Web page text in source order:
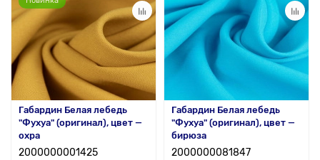
Габардин Белая лебедь
"Фухуа" (оригинал), цвет —
охра
2000000001425
Габардин Белая лебедь
"Фухуа" (оригинал), цвет —
бирюза
2000000081847